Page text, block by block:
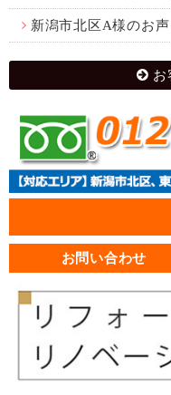
新潟市北区A様のお
お
お問い合わせ